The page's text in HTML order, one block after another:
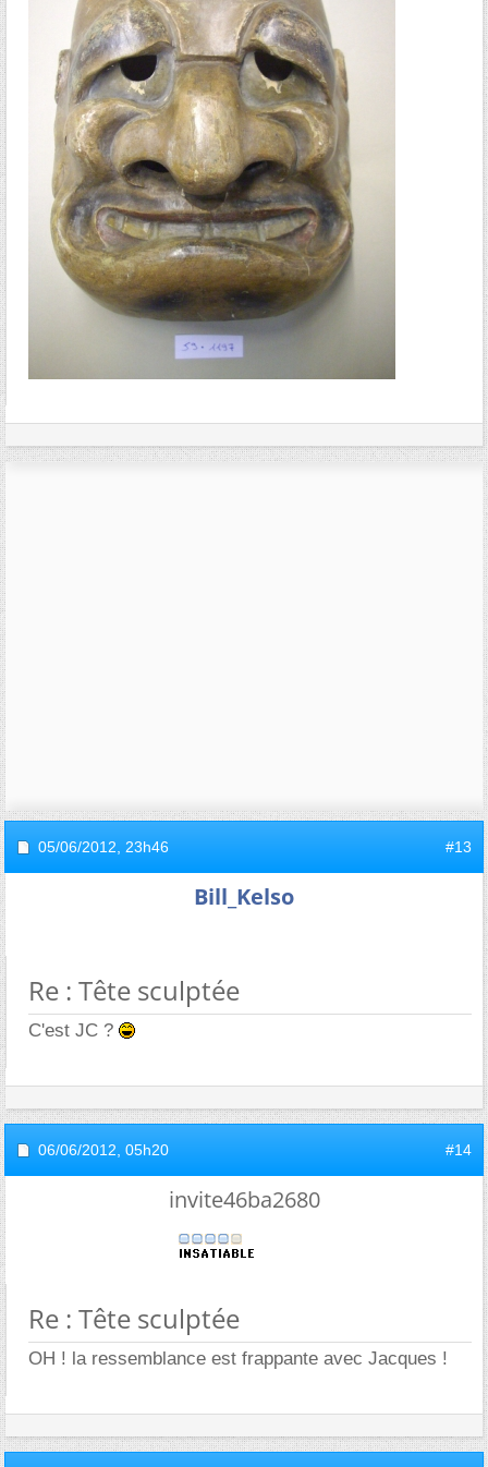
05/06/2012, 23h46 #13
Bill_Kelso
Re : Tête sculptée
C'est JC ?
06/06/2012, 05h20 #14
invite46ba2680
Re : Tête sculptée
OH ! la ressemblance est frappante avec Jacques !